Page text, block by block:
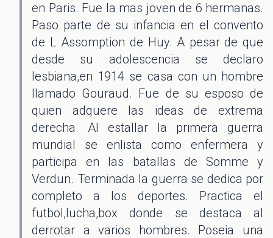
en Paris. Fue la mas joven de 6 hermanas.
Paso parte de su infancia en el convento
de L Assomption de Huy. A pesar de que
desde su adolescencia se declaro
lesbiana,en 1914 se casa con un hombre
llamado Gouraud. Fue de su esposo de
quien adquere las ideas de extrema
derecha. Al estallar la primera guerra
mundial se enlista como enfermera y
participa en las batallas de Somme y
Verdun. Terminada la guerra se dedica por
completo a los deportes. Practica el
futbol,lucha,box donde se destaca al
derrotar a varios hombres. Poseia una